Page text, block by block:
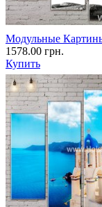
Модульные
1578.00 грн.
Купить